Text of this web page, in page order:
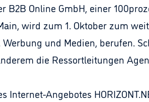
B2B Online GmbH, einer
wird zum 1. Oktober zum
und Medien, berufen.
die Ressortleitungen
Internet-Angebotes